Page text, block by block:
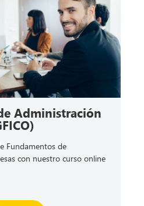
Administración
Fundamentos de
con nuestro curso online